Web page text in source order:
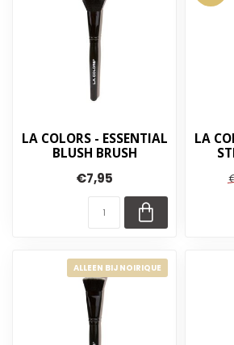
LA COLORS - ESSENTIAL
BLUSH BRUSH
€7,95
LA
ALLEEN BIJ NOIRIQUE